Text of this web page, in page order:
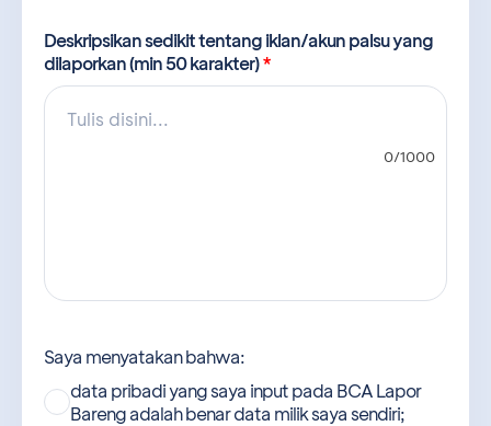
Deskripsikan sedikit tentang iklan/akun palsu yang
dilaporkan (min 50 karakter)*
0/1000
Saya menyatakan bahwa:
data pribadi yang saya input pada BCA Lapor
Bareng adalah benar data milik saya sendiri;